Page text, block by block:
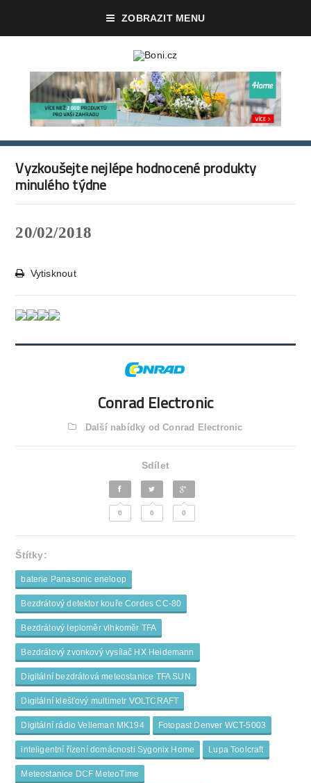
ZOBRAZIT MENU
Vyzkoušejte nejlépe hodnocené produkty
minulého týdne
20/02/2018
Vytisknout
Conrad Electronic
Další nabídky od Conrad Electronic
Sdílet
0 0 0
Štítky:
baterie Panasonic eneloop
Bezdrátový detektor kouře Cordes CC-80
Bezdrátový teploměr vlhkoměr TFA
Bezdrátový zvonkový vysílač HX Heidemann
Digitální bezdrátová meteostanice TFA SUN
Digitální klešťový multimetr VOLTCRAFT
Digitální rádio Velleman MK194 Fotopast Denver WCT-5003
inteligentní řízení domácnosti Sygonix Home Lupa Toolcraft
Meteostanice DCF MeteoTime